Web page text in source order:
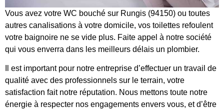
Vous avez votre WC bouché sur Rungis (94150) ou toutes
autres canalisations à votre domicile, vos toilettes refoulent
votre baignoire ne se vide plus. Faite appel à notre société
qui vous enverra dans les meilleurs délais un plombier.
Il est important pour notre entreprise d’effectuer un travail de
qualité avec des professionnels sur le terrain, votre
satisfaction fait notre réputation. Nous mettons toute notre
énergie à respecter nos engagements envers vous, et d’être